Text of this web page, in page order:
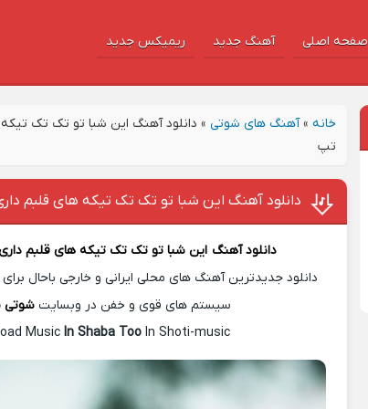
صفحه اصلی آهنگ‌ جدید ریمیکس جدید
خانه »آهنگ های شوتی » دانلود آهنگ این شبا تو تک تک
تپ
دانلود آهنگ این شبا تو تک تک تیکه های قلبم
دانلود آهنگ این شبا تو تک تک تیکه های قلبم
دانلود جدیدترین آهنگ های محلی ایرانی و خارجی باحال
سیستم های قوی و خفن در وبسایتشوتی
MusicIn Shaba Too In Shoti-music